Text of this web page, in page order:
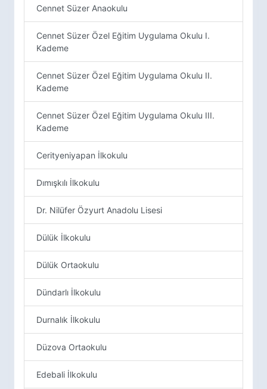
Cennet Süzer Anaokulu
Cennet Süzer Özel Eğitim Uygulama Okulu I.
Kademe
Cennet Süzer Özel Eğitim Uygulama Okulu II.
Kademe
Cennet Süzer Özel Eğitim Uygulama Okulu III.
Kademe
Cerityeniyapan İlkokulu
Dımışkılı İlkokulu
Dr. Nilüfer Özyurt Anadolu Lisesi
Dülük İlkokulu
Dülük Ortaokulu
Dündarlı İlkokulu
Durnalık İlkokulu
Düzova Ortaokulu
Edebali İlkokulu